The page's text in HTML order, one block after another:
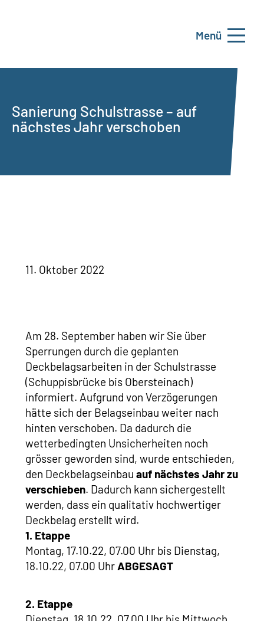
Menü
Sanierung Schulstrasse – auf
nächstes Jahr verschoben
11. Oktober 2022
Am 28. September haben wir Sie über
Sperrungen durch die geplanten
Deckbelagsarbeiten in der Schulstrasse
(Schuppisbrücke bis Obersteinach)
informiert. Aufgrund von Verzögerungen
hätte sich der Belagseinbau weiter nach
hinten verschoben. Da dadurch die
wetterbedingten Unsicherheiten noch
grösser geworden sind, wurde entschieden,
den Deckbelagseinbau auf nächstes Jahr zu
verschieben. Dadurch kann sichergestellt
werden, dass ein qualitativ hochwertiger
Deckbelag erstellt wird.
1. Etappe
Montag, 17.10.22, 07.00 Uhr bis Dienstag,
18.10.22, 07.00 Uhr ABGESAGT
2. Etappe